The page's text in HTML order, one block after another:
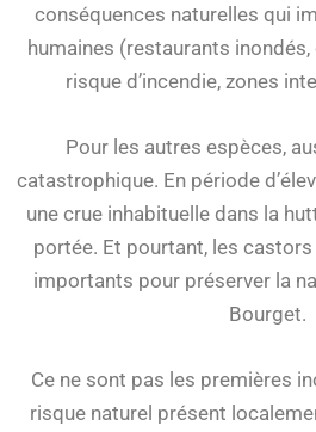
conséquences naturelles qui
humaines (restaurants
risque d’incendie, zones
Pour les autres espèces,
catastrophique. En période
une crue inhabituelle dans la
portée. Et pourtant, les
importants pour préserver la
Bourget.
Ce ne sont pas les premières
risque naturel présent